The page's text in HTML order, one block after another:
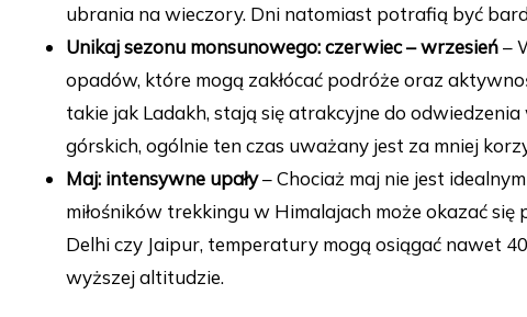
ubrania na wieczory. Dni natomiast potrafią być
Unikaj sezonu monsunowego: czerwiec – wrzesień–
opadów, które mogą zakłócać podróże oraz
takie jak Ladakh, stają się atrakcyjne do
górskich, ogólnie ten czas uważany jest za mniej
Maj: intensywne upały– Chociaż maj nie jest
miłośników trekkingu w Himalajach może okazać
Delhi czy Jaipur, temperatury mogą osiągać nawet
wyższej altitudzie.